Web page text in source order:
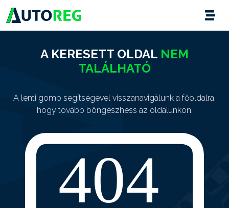
A KERESETT OLDAL NEM
TALÁLHATÓ
A lenti gomb segítségével visszanavigálunk a főoldalra,
hogy tovább böngészhess az oldalunkon.